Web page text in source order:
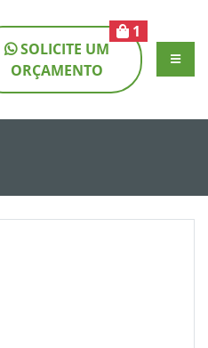
1
SOLICITE UM
ORÇAMENTO